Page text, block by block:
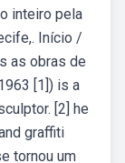
inteiro pela
Início /
as obras de
[1]) is a
[2] he
graffiti
tornou um